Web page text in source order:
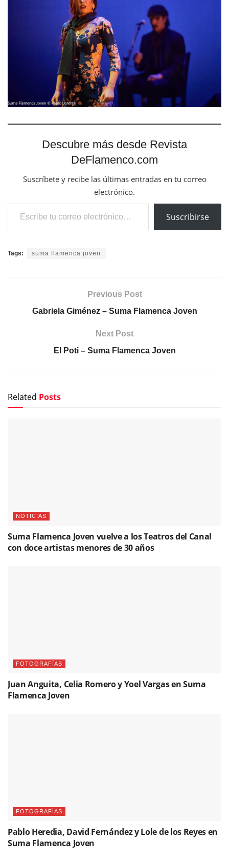
Descubre más desde Revista
DeFlamenco.com
Suscríbete y recibe las últimas entradas en tu correo
electrónico.
Escribe tu correo electrónico…
Suscribirse
Tags: suma flamenca joven
Previous Post
Gabriela Giménez – Suma Flamenca Joven
Next Post
El Poti – Suma Flamenca Joven
Related Posts
NOTICIAS
Suma Flamenca Joven vuelve a los Teatros del Canal
con doce artistas menores de 30 años
FOTOGRAFÍAS
Juan Anguita, Celia Romero y Yoel Vargas en Suma
Flamenca Joven
FOTOGRAFÍAS
Pablo Heredia, David Fernández y Lole de los Reyes en
Suma Flamenca Joven